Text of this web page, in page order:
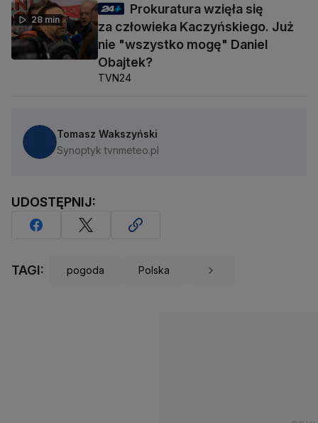
28 min
Prokuratura wzięła się
za człowieka Kaczyńskiego. Już
nie "wszystko mogę" Daniel
Obajtek?
TVN24
Tomasz Wakszyński
Synoptyk tvnmeteo.pl
UDOSTĘPNIJ:
TAGI: pogoda Polska